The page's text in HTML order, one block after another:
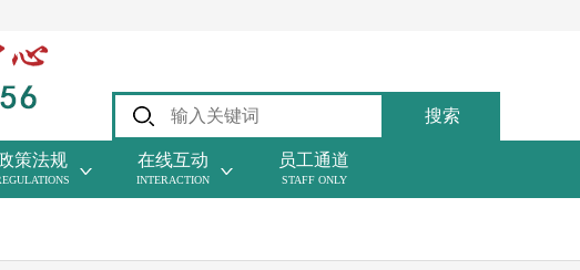
搜索
策法规 在线互动
INTERACTION
员工通道
STAFF ONLY